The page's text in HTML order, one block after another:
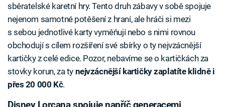
sběratelské karetní hry. Tento druh zábavy v sobě spojuje
nejenom samotné potěšení z hraní, ale hráči si mezi
s sebou jednotlivé karty vyměňují nebo s nimi rovnou
obchodují s cílem rozšíření své sbírky o ty nejvzácnější
kartičky z celé edice. Pozor, nebavíme se o kartičkách za
stovky korun, za ty nejvzácnější kartičky zaplatíte klidně i
přes 20 000 Kč.